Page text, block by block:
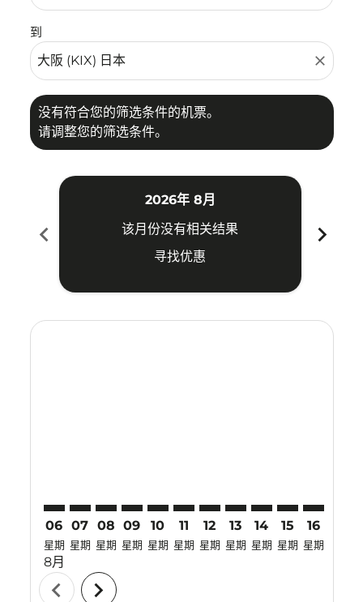
到
close
没有符合您的筛选条件的机票。
请调整您的筛选条件。
chevron_left
2026年 8月
该月份没有相关结果
寻找优惠
chevron_right
06
星期
8月
07
星期
08
星期
09
星期
10
星期
11
星期
12
星期
13
星期
14
星期
15
星期
16
星期
chevron_left chevron_right